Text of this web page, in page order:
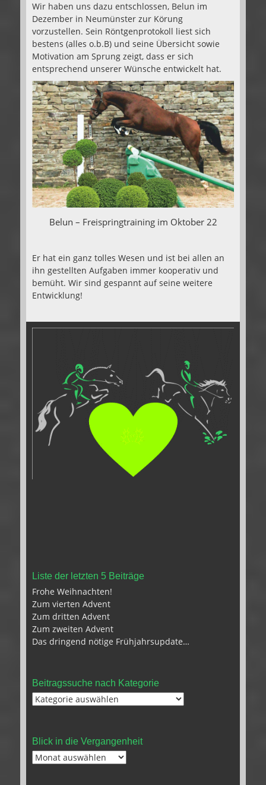
Wir haben uns dazu entschlossen, Belun im
Dezember in Neumünster zur Körung
vorzustellen. Sein Röntgenprotokoll liest sich
bestens (alles o.b.B) und seine Übersicht sowie
Motivation am Sprung zeigt, dass er sich
entsprechend unserer Wünsche entwickelt hat.
Belun – Freispringtraining im Oktober 22
Er hat ein ganz tolles Wesen und ist bei allen an
ihn gestellten Aufgaben immer kooperativ und
bemüht. Wir sind gespannt auf seine weitere
Entwicklung!
Liste der letzten 5 Beiträge
Frohe Weihnachten!
Zum vierten Advent
Zum dritten Advent
Zum zweiten Advent
Das dringend nötige Frühjahrsupdate…
Beitragssuche nach Kategorie
Beitragssuche
Blick in die Vergangenheit
Blick